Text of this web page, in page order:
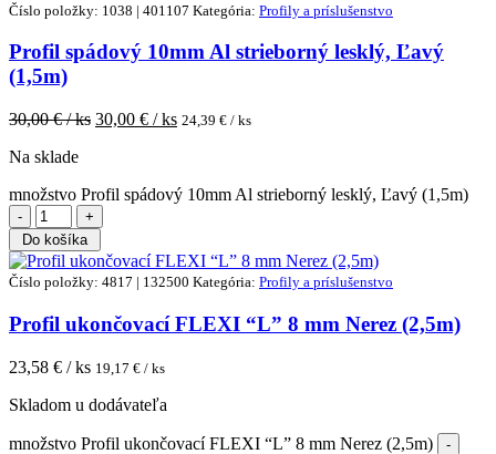
Číslo položky: 1038 | 401107 Kategória: Profily a príslušenstvo
Profil spádový 10mm Al strieborný lesklý, Ľavý
(1,5m)
30,00€ / ks 30,00 € / ks 24,39 € / ks
Na sklade
množstvo Profil spádový 10mm Al strieborný lesklý, Ľavý (1,5m)
Do košíka
Číslo položky: 4817 | 132500 Kategória: Profily a príslušenstvo
Profil ukončovací FLEXI “L” 8 mm Nerez (2,5m)
23,58 € / ks 19,17 € / ks
Skladom u dodávateľa
množstvo Profil ukončovací FLEXI “L” 8 mm Nerez (2,5m)